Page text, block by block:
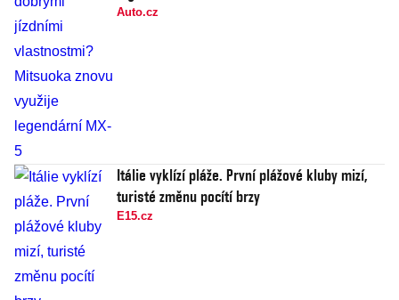
Auto.cz
Itálie vyklízí pláže. První plážové kluby mizí,
turisté změnu pocítí brzy
E15.cz